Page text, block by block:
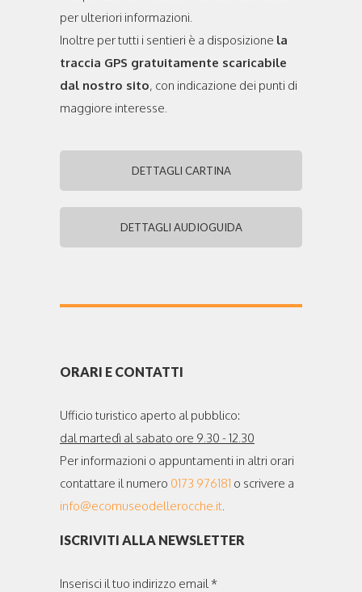
per ulteriori informazioni.
Inoltre per tutti i sentieri è a disposizione la
traccia GPS gratuitamente scaricabile
dal nostro sito, con indicazione dei punti di
maggiore interesse.
DETTAGLI CARTINA
DETTAGLI AUDIOGUIDA
ORARI E CONTATTI
Ufficio turistico aperto al pubblico:
dal martedì al sabato ore 9.30 - 12.30
Per informazioni o appuntamenti in altri orari
contattare il numero 0173 976181 o scrivere a
info@ecomuseodellerocche.it.
ISCRIVITI ALLA NEWSLETTER
Inserisci il tuo indirizzo email *